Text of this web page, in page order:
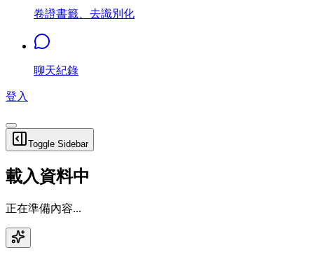
卷證書籤、去識別化
聊天紀錄
登入
Toggle Sidebar
載入資料中
正在準備內容...